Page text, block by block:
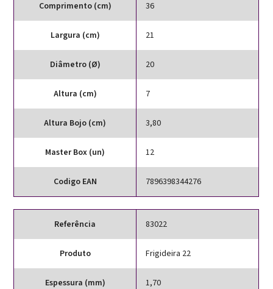
Comprimento (cm) 36
Largura (cm) 21
Diâmetro (Ø) 20
Altura (cm) 7
Altura Bojo (cm) 3,80
Master Box (un) 12
Codigo EAN 7896398344276
Referência 83022
Produto Frigideira 22
Espessura (mm) 1,70